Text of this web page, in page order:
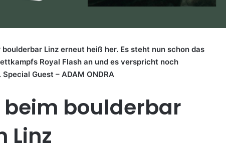
Linz erneut heiß her. Es steht nun schon das
Royal Flash an und es verspricht noch
Guest – ADAM ONDRA
boulderbar
Linz